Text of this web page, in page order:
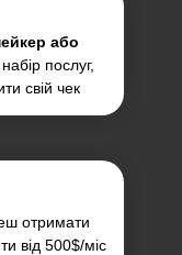
отримати
від 500$/міс
або
послуг,
свій чек